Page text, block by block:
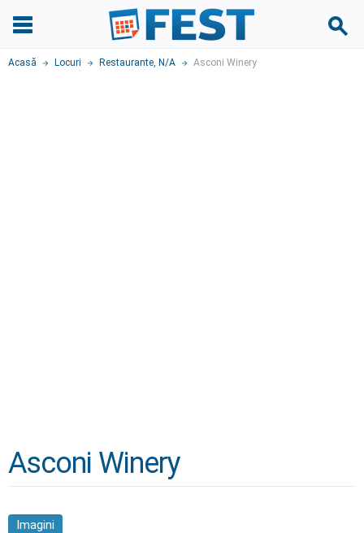
Acasă Locuri Restaurante, N/A Asconi Winery
Asconi Winery
Imagini